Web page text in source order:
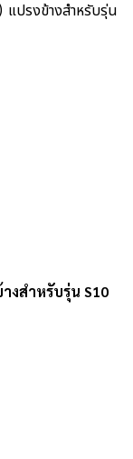
ปรงข้างสำหรับรุ่น
งสำหรับรุ่น S10